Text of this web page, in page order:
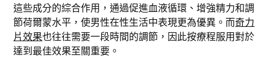
這些成分的綜合作用，通過促進血液循環、增強精力和調
節荷爾蒙水平，使男性在性生活中表現更為優異。而奇力
片效果也往往需要一段時間的調節，因此按療程服用對於
達到最佳效果至關重要。